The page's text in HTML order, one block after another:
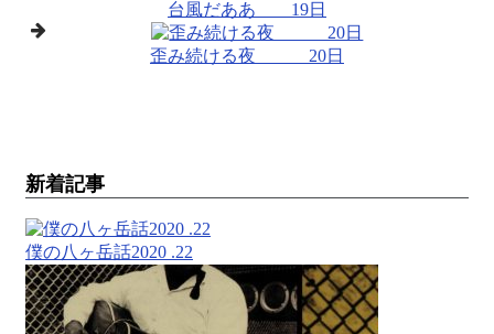
台風だああ 19日
歪み続ける夜 20日
新着記事
僕の八ヶ岳話2020 .22